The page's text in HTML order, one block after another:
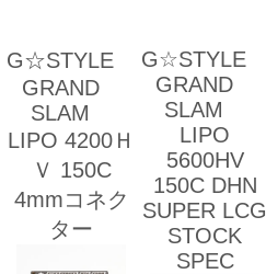
G☆STYLE
GRAND
SLAM
LIPO 4200Ｈ
Ｖ 150C
4mmコネク
ター
G☆STYLE
GRAND
SLAM
LIPO
5600HV
150C DHN
SUPER LCG
STOCK
SPEC